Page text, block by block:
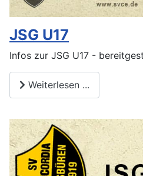
JSG U17
Infos zur JSG U17 -
Weiterlesen ...